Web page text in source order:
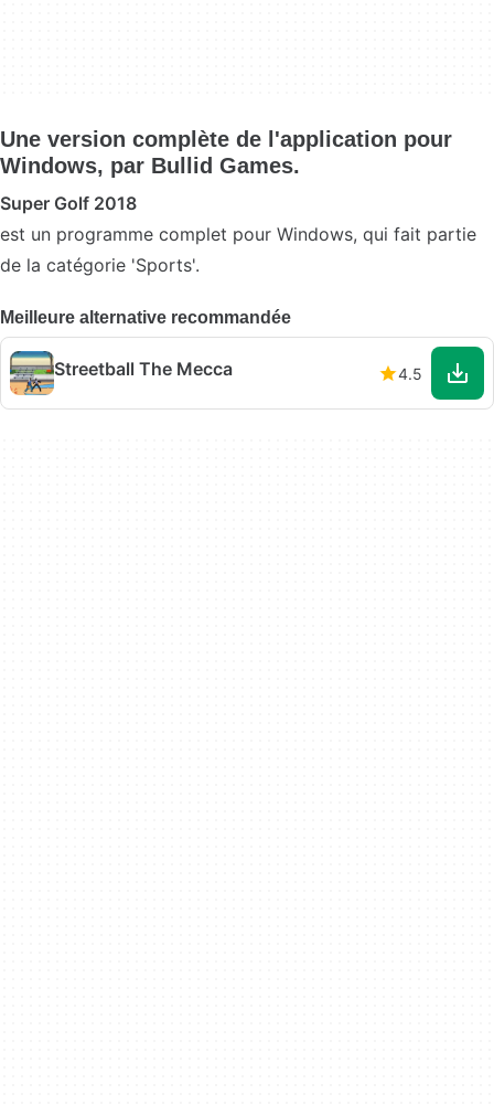
Une version complète de l'application pour
Windows, par Bullid Games.
Super Golf 2018
est un programme complet pour Windows, qui fait partie
de la catégorie 'Sports'.
Meilleure alternative recommandée
Streetball The Mecca 4.5